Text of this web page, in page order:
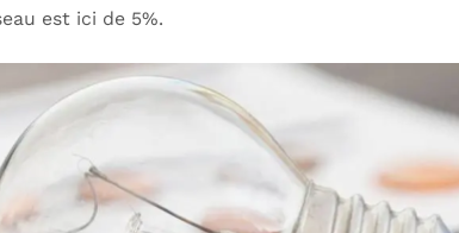
est ici de 5%.